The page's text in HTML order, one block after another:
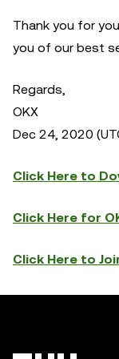
Thank you for
you of our best
Regards,
OKX
Dec 24, 2020
Click Here to
Click Here for
Click Here to